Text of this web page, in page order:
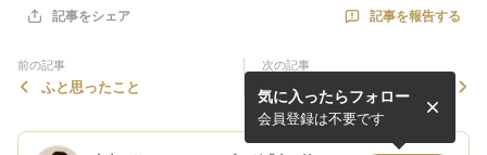
記事をシェア 記事を報告する
前の記事
ふと思ったこと
次の記事
【簡単！】クリスマスに＊ひ
き肉とマッシュポテトの重ね
焼き
気に入ったらフォロー
会員登録は不要です